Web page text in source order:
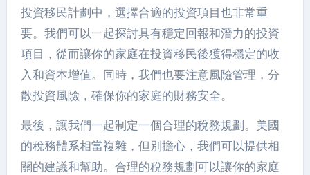
投資移民計劃中，選擇合適的投資項目也非常重
要。我們可以一起探討具有穩定回報和潛力的投資
項目，從而讓你的家庭在投資移民後獲得穩定的收
入和資本增值。同時，我們也要注意風險管理，分
散投資風險，確保你的家庭的財務安全。
最後，讓我們一起制定一個合理的稅務規劃。美國
的稅務體系相當複雜，但別擔心，我們可以提供相
關的建議和幫助。合理的稅務規劃可以讓你的家庭